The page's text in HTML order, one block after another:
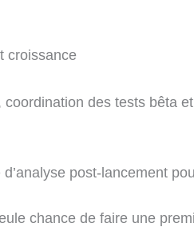
croissance
coordination des tests bêta
d’analyse post-lancement
chance de faire une